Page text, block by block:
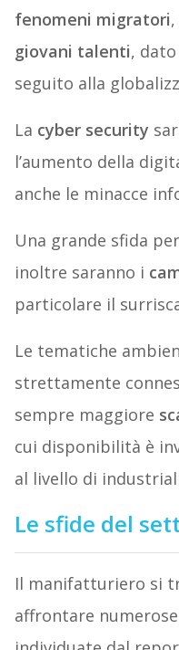
fenomeni migratori
giovani talenti,
seguito alla
La cyber security
l’aumento della
anche le minacce
Una grande sfida
inoltre saranno i
particolare il
Le tematiche
strettamente
sempre maggiore
cui disponibilità è
al livello di
Le sfide del
Il manifatturiero si
affrontare